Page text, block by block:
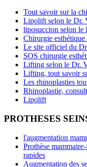
Tout savoir sur la
Lipolift selon le Dr.
liposuccion selon
Chirurgie
Le site officiel du
SOS chirurgie
Lifting selon le Dr.
Lifting, tout savoir
Les rhinoplasties
Rhinoplastie,
Lipolift
PROTHESES
l'augmentation
Prothèse
rapides
Augmentation des